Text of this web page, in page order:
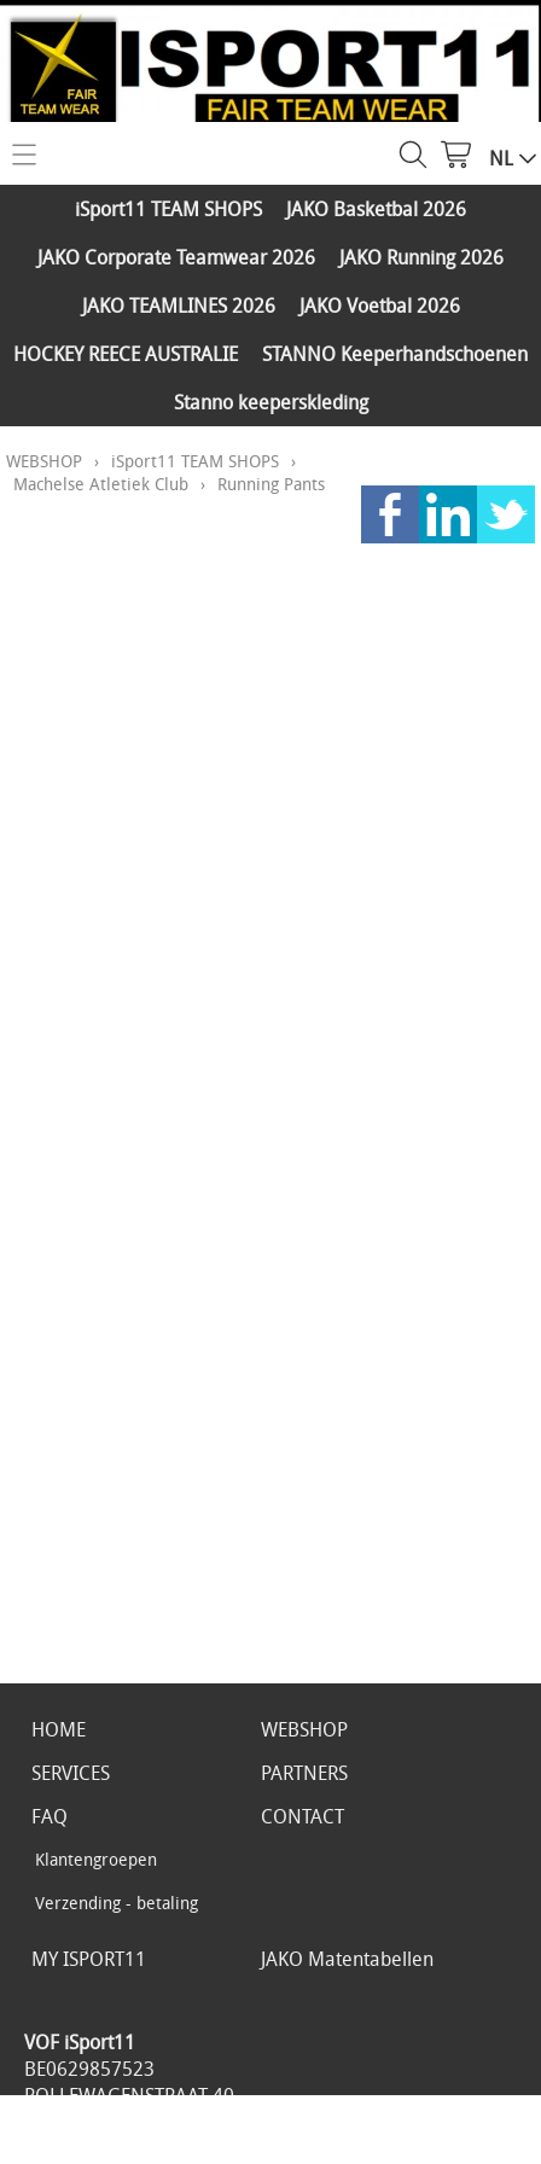
HOME
WEBSHOP
JAKO Running 2026
JAKO TEAMLINES 2026
PARTNERS
Klantengroepen
CONTACT
NL
iSport11 TEAM SHOPS
JAKO Basketbal 2026
JAKO Corporate Teamwear 2026
JAKO Running 2026
JAKO TEAMLINES 2026
JAKO Voetbal 2026
HOCKEY REECE AUSTRALIE
STANNO Keeperhandschoenen
Stanno keeperskleding
WEBSHOP › iSport11 TEAM SHOPS ›
Machelse Atletiek Club › Running Pants
HOME
WEBSHOP
SERVICES
PARTNERS
FAQ
Klantengroepen
Verzending - betaling
CONTACT
MY ISPORT11 JAKO Matentabellen
VOF iSport11
BE0629857523
ROLLEWAGENSTRAAT 40